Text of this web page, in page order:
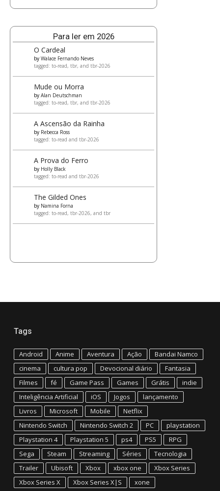
Para ler em 2026
O Cardeal
by Walace Fernando Neves
tagged: to-read, tbr, and tbr-2026
Mude ou Morra
by Alan Deutschman
tagged: to-read, tbr, and tbr-2026
A Ascensão da Rainha
by Rebecca Ross
tagged: to-read and tbr-2026
A Prova do Ferro
by Holly Black
tagged: to-read and tbr-2026
The Gilded Ones
by Namina Forna
tagged: to-read, tbr-2026, and tbr
Tags
Android Anime Aventura Ação
Bandai Namco
cinema
cultura pop Devocional diário
Fantasia
Filmes
fé Game Pass Games Grátis
indie
Inteligência Artificial
iOS Jogos
lançamento
Livros
Microsoft Mobile
Netflix
Nintendo Switch
Nintendo Switch 2 PC
playstation
Playstation 4
Playstation 5 ps4 PS5
RPG
Sega
Steam Streaming Séries
Tecnologia
Trailer
Ubisoft Xbox xbox one
Xbox Series
Xbox Series X
Xbox Series X|S xone